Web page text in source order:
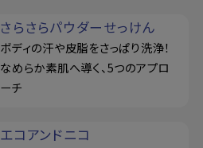
さらさらパウダーせっけん
ボディの汗や皮脂をさっぱり洗浄！
なめらか素肌へ導く、5つのアプロ
ーチ
エコアンドニコ